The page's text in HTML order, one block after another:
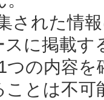
された情
に掲載
の内容
とは不